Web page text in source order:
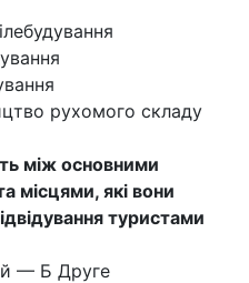
рухомого складу
між основними
місцями, які вони
туристами
— Б Друге